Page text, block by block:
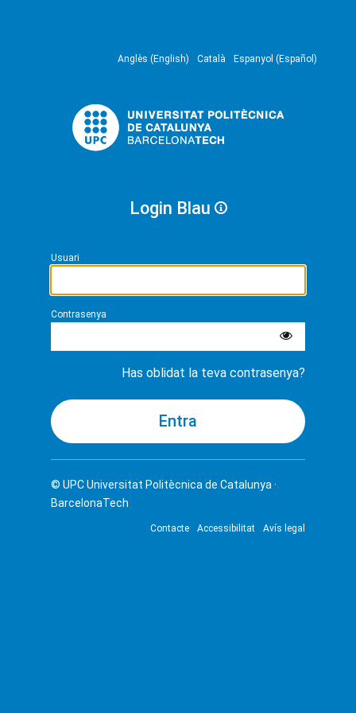
Anglès (English) Català Espanyol (Español)
Login Blau
Usuari
Contrasenya
Has oblidat la teva contrasenya?
© UPCUniversitat Politècnica de Catalunya ·
BarcelonaTech
Contacte Accessibilitat Avís legal